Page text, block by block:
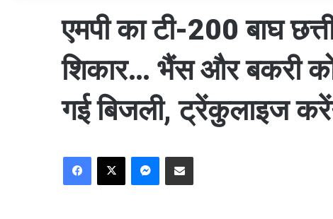
एमपी का टी-200 बाघ
शिकार… भैंस और बकरी को
गई बिजली, ट्रेंकुलाइज
Facebook
X MessengerShare via Email